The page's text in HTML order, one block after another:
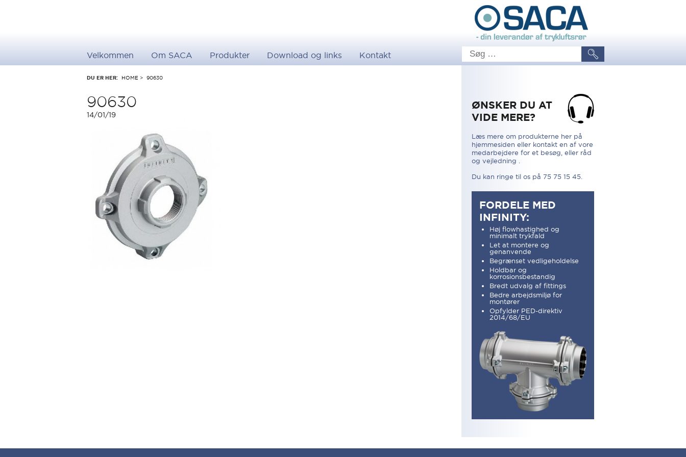
Velkommen Om SACA Produkter Download og links Kontakt
DU ER HER: HOME > 90630
90630
14/01/19
ØNSKER DU AT
VIDE MERE?
Læs mere om produkterne her på
hjemmesiden eller kontakt en af vore
medarbejdere for et besøg, eller råd
og vejledning .
Du kan ringe til os på 75 75 15 45.
FORDELE MED
INFINITY:
Høj flowhastighed og
minimalt trykfald
Let at montere og
genanvende
Begrænset vedligeholdelse
Holdbar og
korrosionsbestandig
Bredt udvalg af fittings
Bedre arbejdsmiljø for
montører
Opfylder PED-direktiv
2014/68/EU